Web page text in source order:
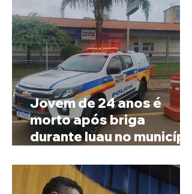
Jovem de 24 anos é
morto após briga
durante luau no município